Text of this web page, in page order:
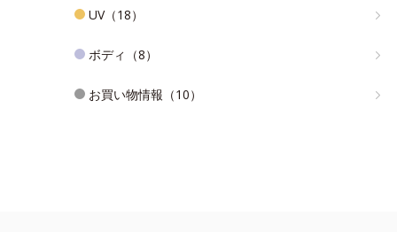
UV（18）
ボディ（8）
お買い物情報（10）